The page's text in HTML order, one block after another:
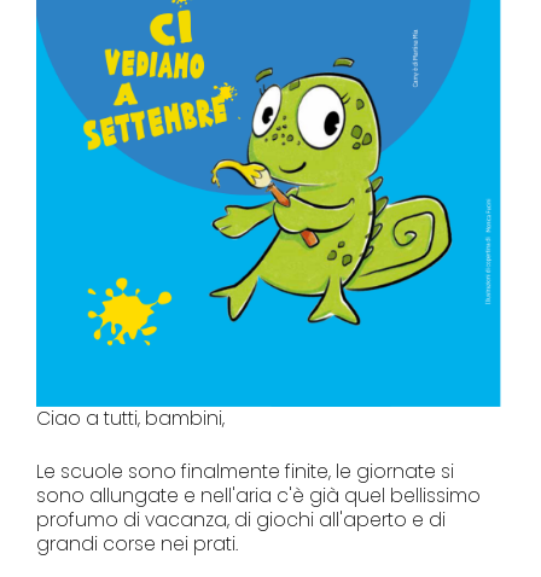
Ciao a tutti, bambini,
Le scuole sono finalmente finite, le giornate si
sono allungate e nell'aria c'è già quel bellissimo
profumo di vacanza, di giochi all'aperto e di
grandi corse nei prati.